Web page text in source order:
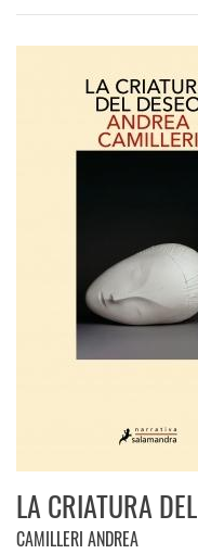
LA CRIATURA
CAMILLERI ANDREA